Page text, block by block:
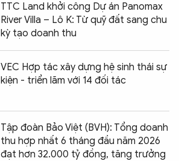
TTC Land khởi công Dự án Panomax
River Villa – Lô K: Từ quỹ đất sang chu
kỳ tạo doanh thu
VEC Hợp tác xây dựng hệ sinh thái sự
kiện - triển lãm với 14 đối tác
Tập đoàn Bảo Việt (BVH): Tổng doanh
thu hợp nhất 6 tháng đầu năm 2026
đạt hơn 32.000 tỷ đồng, tăng trưởng